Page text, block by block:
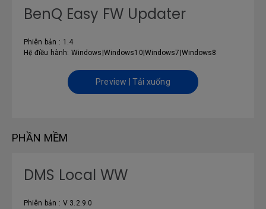
BenQ Easy FW Updater
Phiên bản : 1.4
Hệ điều hành: Windows|Windows10|Windows7|Windows8
Preview | Tải xuống
PHẦN MỀM
DMS Local WW
Phiên bản : V 3.2.9.0